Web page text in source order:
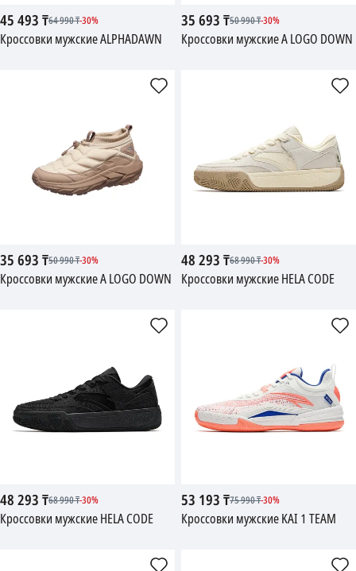
45 493₸64 990₸-30%
Кроссовки мужские ALPHADAWN
35 693₸50 990₸-30%
Кроссовки мужские A LOGO DOWN
35 693₸50 990₸-30%
Кроссовки мужские A LOGO DOWN
48 293₸68 990₸-30%
Кроссовки мужские HELA CODE
48 293₸68 990₸-30%
Кроссовки мужские HELA CODE
53 193₸75 990₸-30%
Кроссовки мужские KAI 1 TEAM